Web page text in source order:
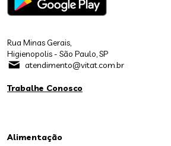
Rua Minas Gerais,
Higienopolis - São Paulo, SP
atendimento@vitat.com.br
Trabalhe Conosco
Alimentação